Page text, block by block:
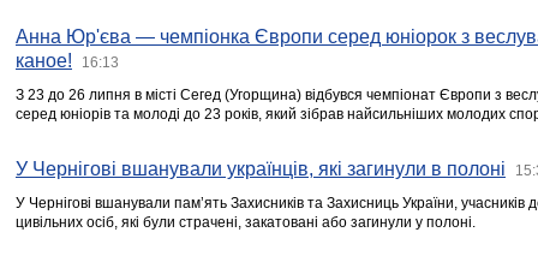
Анна Юр'єва — чемпіонка Європи серед юніорок з
каное!
16:13
З 23 до 26 липня в місті Сегед (Угорщина) відбувся чемпіонат Європи з
серед юніорів та молоді до 23 років, який зібрав найсильніших молодих
У Чернігові вшанували українців, які загинули в полоні
У Чернігові вшанували пам’ять Захисників та Захисниць України,
цивільних осіб, які були страчені, закатовані або загинули у полоні.